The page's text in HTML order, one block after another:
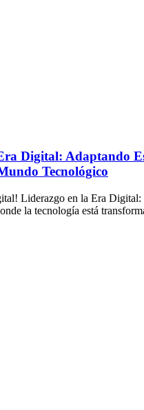
Digital: Adaptando
Tecnológico
Liderazgo en la Era Digital:
la tecnología está